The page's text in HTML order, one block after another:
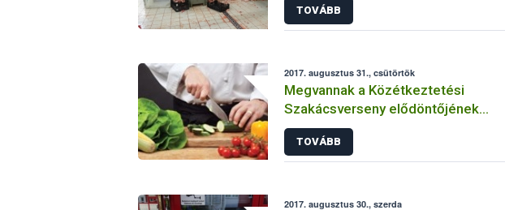
TOVÁBB
2017. augusztus 31., csütörtök
Megvannak a Közétkeztetési
Szakácsverseny elődöntőjének
helyszínei, csapatai
TOVÁBB
2017. augusztus 30., szerda